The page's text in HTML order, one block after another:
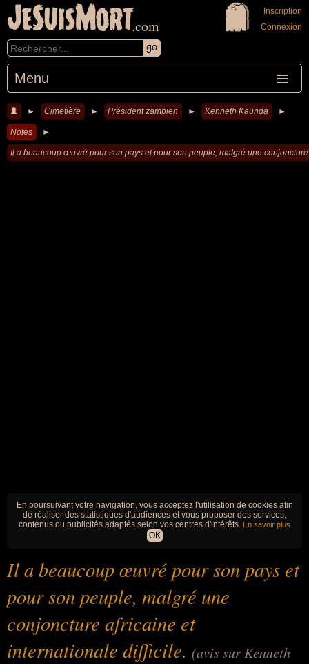
JeSuisMort.com
Menu
Inscription
Connexion
► Cimetière ► Président zambien ► Kenneth Kaunda ►
Notes ►
Il a beaucoup œuvré pour son pays et pour son peuple, malgré une
En poursuivant votre navigation, vous acceptez l'utilisation de cookies afin
de réaliser des statistiques d'audiences et vous proposer des services,
contenus ou publicités adaptés selon vos centres d'intérêts. En savoir plus
OK
Il a beaucoup œuvré pour son pays et
pour son peuple, malgré une
conjoncture africaine et
internationale difficile. (avis sur Kenneth